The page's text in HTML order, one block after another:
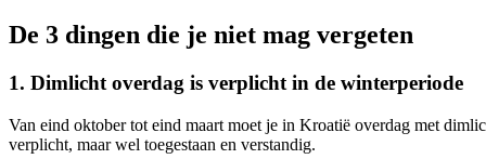
De 3 dingen die je niet mag vergeten
1. Dimlicht overdag is verplicht in de winterperiode
Van eind oktober tot eind maart moet je in Kroatië overdag met
verplicht, maar wel toegestaan en verstandig.